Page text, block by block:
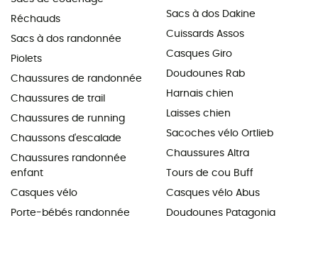
Réchauds
Sacs à dos randonnée
Piolets
Chaussures de randonnée
Chaussures de trail
Chaussures de running
Chaussons d'escalade
Chaussures randonnée
enfant
Casques vélo
Porte-bébés randonnée
Sacs à dos Dakine
Cuissards Assos
Casques Giro
Doudounes Rab
Harnais chien
Laisses chien
Sacoches vélo Ortlieb
Chaussures Altra
Tours de cou Buff
Casques vélo Abus
Doudounes Patagonia